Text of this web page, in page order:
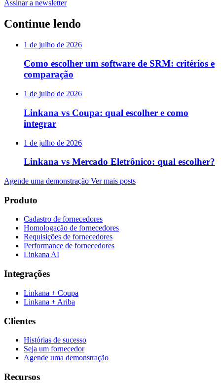
Assinar a newsletter
Continue lendo
1 de julho de 2026
Como escolher um software de SRM: critérios e
comparação
1 de julho de 2026
Linkana vs Coupa: qual escolher e como
integrar
1 de julho de 2026
Linkana vs Mercado Eletrônico: qual escolher?
Agende uma demonstração Ver mais posts
Produto
Cadastro de fornecedores
Homologação de fornecedores
Requisições de fornecedores
Performance de fornecedores
Linkana AI
Integrações
Linkana + Coupa
Linkana + Ariba
Clientes
Histórias de sucesso
Seja um fornecedor
Agende uma demonstração
Recursos